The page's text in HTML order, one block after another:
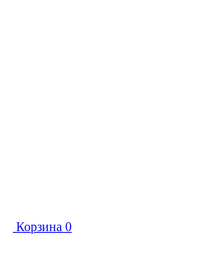
Корзина 0